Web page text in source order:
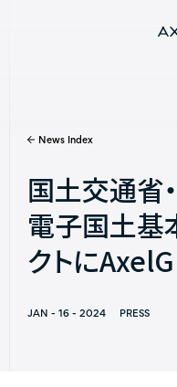
News Index
国土交通省
電子国土基
クトに
JAN - 16 - 2024 PRESS
News
Services